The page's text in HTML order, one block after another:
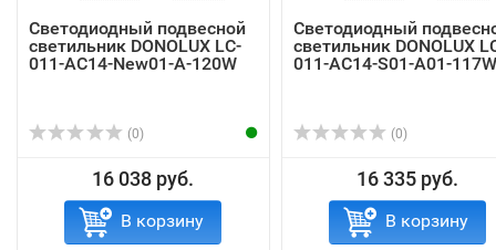
Светодиодный подвесной
светильник DONOLUX LC-
011-AC14-New01-А-120W
(0)
16 038 руб.
В корзину
Светодиодный
светильник DONOLUX
011-AC14-S01-A01-117W
(0)
16 335 руб.
В корзину